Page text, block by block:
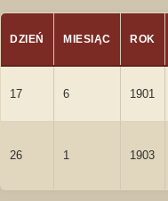
DZIEŃ MIESIĄC ROK
17 6 1901
26 1 1903